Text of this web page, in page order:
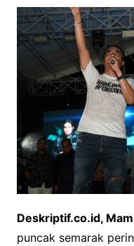
Deskriptif.co.id,
puncak semarak